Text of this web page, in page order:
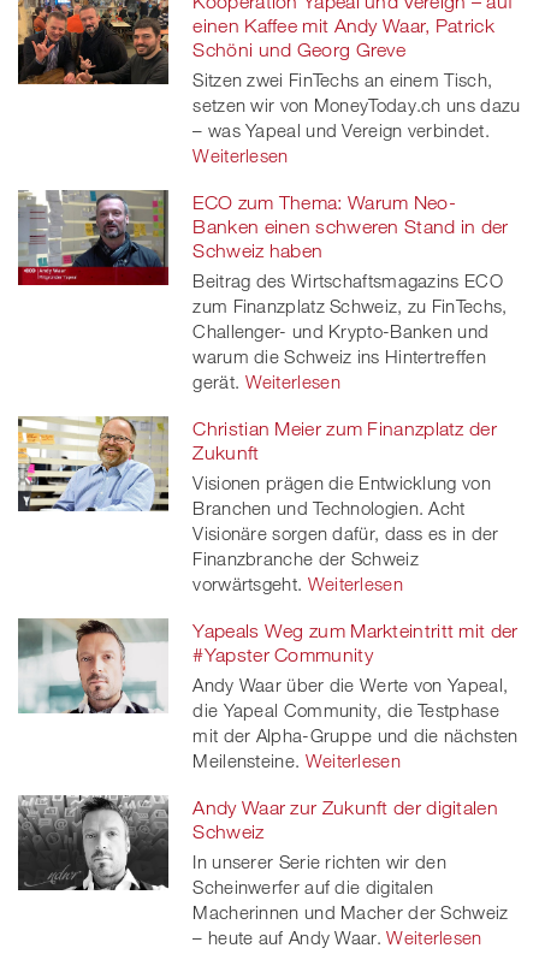
einen Kaffee mit Andy Waar, Patrick
Schöni und Georg Greve
Sitzen zwei FinTechs an einem Tisch,
setzen wir von MoneyToday.ch uns dazu
– was Yapeal und Vereign verbindet.
Weiterlesen
ECO zum Thema: Warum Neo-
Banken einen schweren Stand in der
Schweiz haben
Beitrag des Wirtschaftsmagazins ECO
zum Finanzplatz Schweiz, zu FinTechs,
Challenger- und Krypto-Banken und
warum die Schweiz ins Hintertreffen
gerät. Weiterlesen
Christian Meier zum Finanzplatz der
Zukunft
Visionen prägen die Entwicklung von
Branchen und Technologien. Acht
Visionäre sorgen dafür, dass es in der
Finanzbranche der Schweiz
vorwärtsgeht. Weiterlesen
Yapeals Weg zum Markteintritt mit der
#Yapster Community
Andy Waar über die Werte von Yapeal,
die Yapeal Community, die Testphase
mit der Alpha-Gruppe und die nächsten
Meilensteine. Weiterlesen
Andy Waar zur Zukunft der digitalen
Schweiz
In unserer Serie richten wir den
Scheinwerfer auf die digitalen
Macherinnen und Macher der Schweiz
– heute auf Andy Waar. Weiterlesen